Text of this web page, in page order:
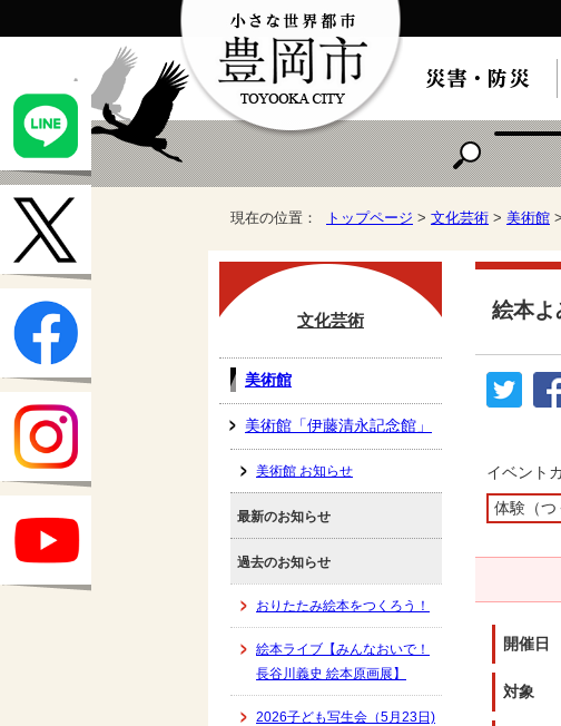
現在の位置： トップページ > 文化芸術 > 美術館 >
絵本よ
イベント
体験（つ
開催日
対象
文化芸術
美術館
美術館「伊藤清永記念館」
美術館 お知らせ
最新のお知らせ
過去のお知らせ
おりたたみ絵本をつくろう！
絵本ライブ【みんなおいで！
長谷川義史 絵本原画展】
2026子ども写生会（5月23日)